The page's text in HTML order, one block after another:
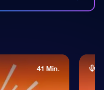
41 Min.